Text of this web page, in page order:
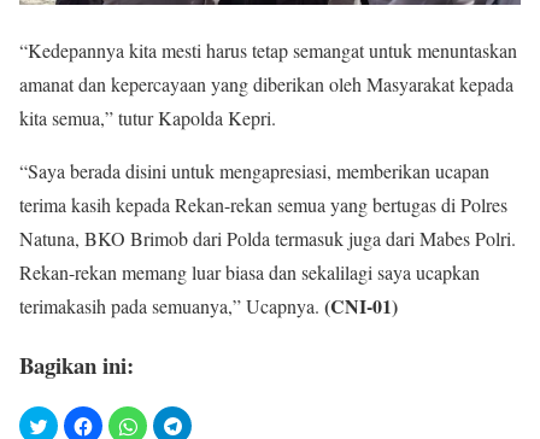
“Kedepannya kita mesti harus tetap semangat untuk menuntaskan
amanat dan kepercayaan yang diberikan oleh Masyarakat kepada
kita semua,” tutur Kapolda Kepri.
“Saya berada disini untuk mengapresiasi, memberikan ucapan
terima kasih kepada Rekan-rekan semua yang bertugas di Polres
Natuna, BKO Brimob dari Polda termasuk juga dari Mabes Polri.
Rekan-rekan memang luar biasa dan sekalilagi saya ucapkan
terimakasih pada semuanya,” Ucapnya. (CNI-01)
Bagikan ini: